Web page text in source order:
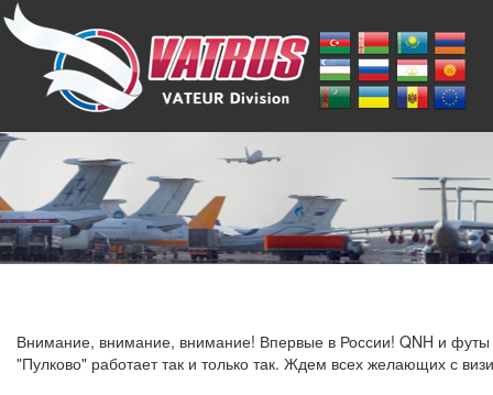
Внимание, внимание, внимание! Впервые в России! QNH и
"Пулково" работает так и только так. Ждем всех желающих с